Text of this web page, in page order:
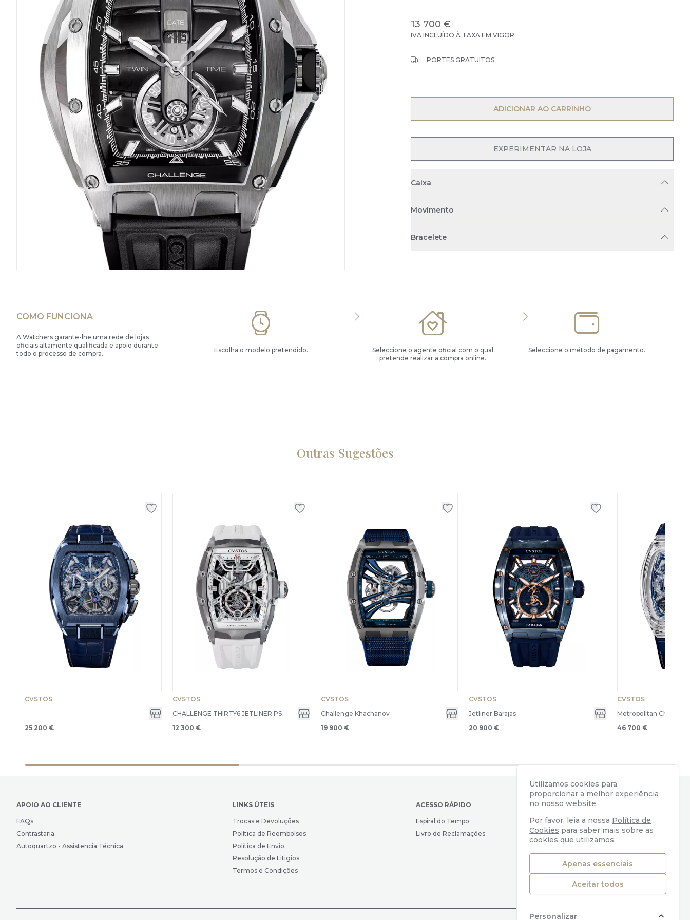
13 700 €
IVA INCLUÍDO À TAXA EM VIGOR
PORTES GRATUITOS
OPEN MENU
ADICIONAR AO CARRINHO
OPEN MENU
EXPERIMENTAR NA LOJA
Caixa
Movimento
Bracelete
COMO FUNCIONA
A Watchers garante-lhe uma rede de lojas
oficiais altamente qualificada e apoio durante
todo o processo de compra.
Escolha o modelo pretendido.
Seleccione o agente oficial com o qual
pretende realizar a compra online.
Seleccione o método de pagamento.
Outras Sugestões
CVSTOS
25 200 €
CVSTOS
CHALLENGE THIRTY6 JETLINER PS
12 300 €
CVSTOS
Challenge Khachanov
19 900 €
CVSTOS
Jetliner Barajas
20 900 €
CVSTOS
Metropolitan Chrono
46 700 €
APOIO AO CLIENTE
FAQs
Contrastaria
Autoquartzo - Assistencia Técnica
LINKS ÚTEIS
Trocas e Devoluções
Política de Reembolsos
Política de Envio
Resolução de Litigios
Termos e Condições
ACESSO RÁPIDO
Espiral do Tempo
Livro de Reclamações
CONTACTOS
Av. Almirante Reis, 39
1169-039 Lisboa, Portugal
+351 218 110 890
Utilizamos cookies para
proporcionar a melhor experiência
no nosso website.
Por favor, leia a nossa Política de
Cookies para saber mais sobre as
cookies que utilizamos.
Apenas essenciais
Aceitar todos
Personalizar